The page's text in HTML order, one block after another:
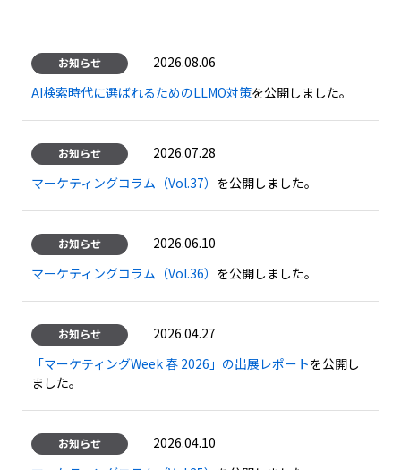
お知らせ
2026.08.06
AI検索時代に選ばれるためのLLMO対策を公開しました。
お知らせ
2026.07.28
マーケティングコラム（Vol.37） を公開しました。
お知らせ
2026.06.10
マーケティングコラム（Vol.36） を公開しました。
お知らせ
2026.04.27
「マーケティングWeek 春 2026」の出展レポートを公開し
ました。
お知らせ
2026.04.10